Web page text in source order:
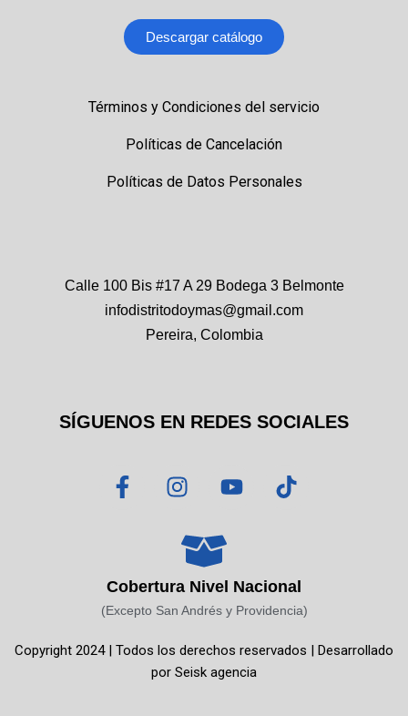
Descargar catálogo
Términos y Condiciones del servicio
Políticas de Cancelación
Políticas de Datos Personales
Calle 100 Bis #17 A 29 Bodega 3 Belmonte
infodistritodoymas@gmail.com
Pereira, Colombia
SÍGUENOS EN REDES SOCIALES
F
a
o
o
-
I
n
t
a
g
r
m
Y
o
b
e
T
i
k
Cobertura Nivel Nacional
(Excepto San Andrés y Providencia)
Copyright 2024 | Todos los derechos reservados | Desarrollado
por Seisk agencia